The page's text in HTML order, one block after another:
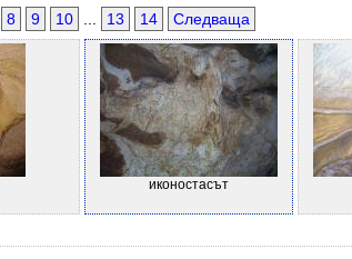
8 9 10 13 14 Следваща
иконостасът